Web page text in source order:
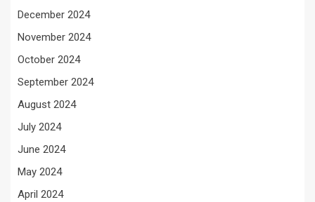
December 2024
November 2024
October 2024
September 2024
August 2024
July 2024
June 2024
May 2024
April 2024